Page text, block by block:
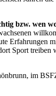
bzw. wen
Erfahrungen
Sport treiben
im